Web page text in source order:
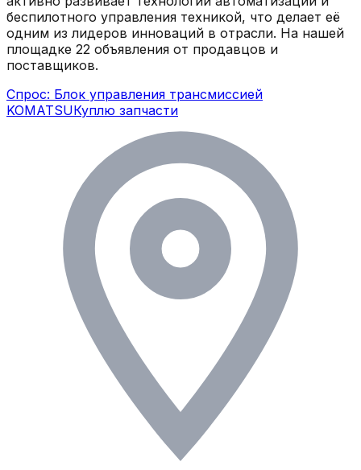
беспилотного управления техникой, что делает её
одним из лидеров инноваций в отрасли. На нашей
площадке 22 объявления от продавцов и
поставщиков.
Спрос: Блок управления трансмиссией
KOMATSUКуплю запчасти